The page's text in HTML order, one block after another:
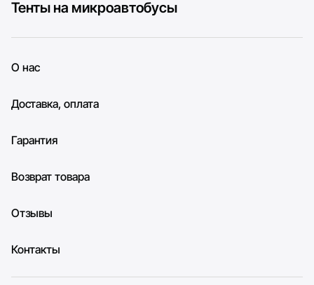
Тенты на микроавтобусы
О нас
Доставка, оплата
Гарантия
Возврат товара
Отзывы
Контакты